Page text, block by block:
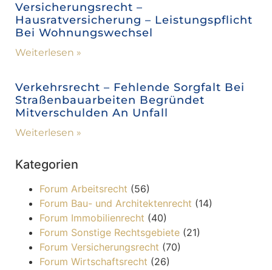
Versicherungsrecht –
Hausratversicherung – Leistungspflicht
Bei Wohnungswechsel
Weiterlesen »
Verkehrsrecht – Fehlende Sorgfalt Bei
Straßenbauarbeiten Begründet
Mitverschulden An Unfall
Weiterlesen »
Kategorien
Forum Arbeitsrecht (56)
Forum Bau- und Architektenrecht (14)
Forum Immobilienrecht (40)
Forum Sonstige Rechtsgebiete (21)
Forum Versicherungsrecht (70)
Forum Wirtschaftsrecht (26)